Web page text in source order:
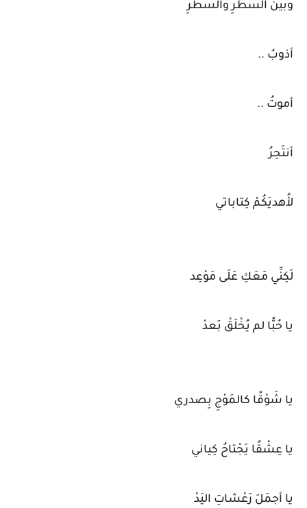
وبينَ السطرِ والسطرِ
أذوبُ ..
أموتُ ..
أنتَحِرُ
لأُهديَكُمْ كِتاباتي
لَكِنِّي مَعَكِ عَلَى مَوْعِد
يا حُبًّا لم يُخْلَقْ بَعدْ
يا شَوْقًا كالمَوْجِ بِصدري
يا عِشْقًا يَجْتاحُ كِياني
يا أجمَلَ رَعْشاتِ اليَدْ